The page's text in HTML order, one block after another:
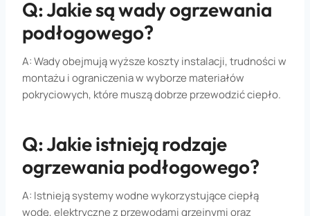
Q: Jakie są wady ogrzewania
podłogowego?
A: Wady obejmują wyższe koszty instalacji, trudności w
montażu i ograniczenia w wyborze materiałów
pokryciowych, które muszą dobrze przewodzić ciepło.
Q: Jakie istnieją rodzaje
ogrzewania podłogowego?
A: Istnieją systemy wodne wykorzystujące ciepłą
wodę, elektryczne z przewodami grzejnymi oraz